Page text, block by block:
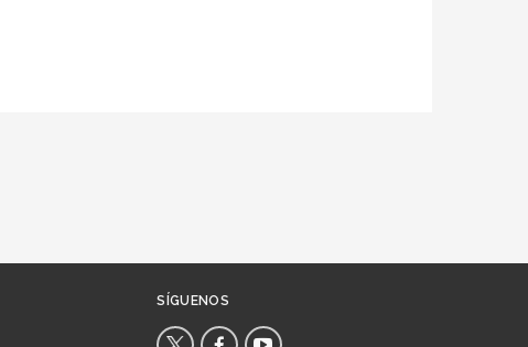
SÍGUENOS